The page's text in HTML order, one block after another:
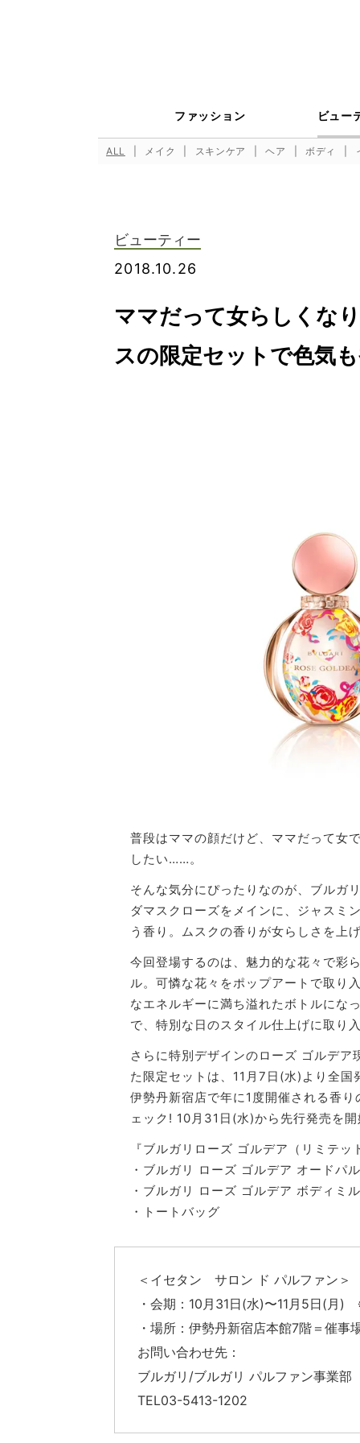
ファッション ビュー
ALL メイク スキンケア ヘア ボディ
ビューティー
2018.10.26
ママだって女らしくな
スの限定セットで色気
普段はママの顔だけど、ママだって女
したい……。
そんな気分にぴったりなのが、ブルガ
ダマスクローズをメインに、ジャスミ
う香り。ムスクの香りが女らしさを上
今回登場するのは、魅力的な花々で彩
ル。可憐な花々をポップアートで取り
なエネルギーに満ち溢れたボトルにな
で、特別な日のスタイル仕上げに取り
さらに特別デザインのローズ ゴルデ
た限定セットは、11月7日(水)より全
伊勢丹新宿店で年に1度開催される香
ェック! 10月31日(水)から先行発売を
『ブルガリローズ ゴルデア（リミテ
・ブルガリ ローズ ゴルデア オードパ
・ブルガリ ローズ ゴルデア ボディミ
・トートバッグ
＜イセタン サロン ド パルファン＞
・会期：10月31日(水)〜11月5日(月)
・場所：伊勢丹新宿店本館7階＝催事
お問い合わせ先：
ブルガリ/ブルガリ パルファン事業部
TEL︎03-5413-1202